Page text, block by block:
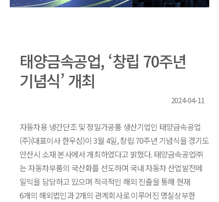
태양금속공업, ‘창립 70주년
기념식’ 개최
2024-04-11
자동차용 냉간단조 및 정밀가공품 생산기업인 태양금속공업
(주)(대표이사 한우삼)이 3월 4일, 창립 70주년 기념식을 경기도
안산시 소재 본사에서 개최하였다고 밝혔다. 태양금속공업㈜
는 자동차부품의 국산화를 선도하며 국내 자동차 산업발전에
일익을 담당하고 있으며 적극적인 해외 진출을 통해 현재
6개의 해외법인과 2개의 관계회사로 이루어진 명실상부한